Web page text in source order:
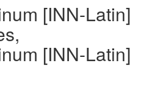
[INN-Latin]
[INN-Latin]